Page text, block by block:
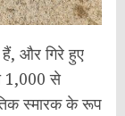
और गिरे हुए
1,000 से
स्मारक के रूप